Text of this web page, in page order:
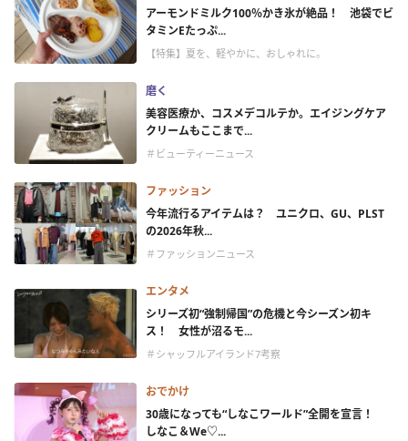
アーモンドミルク100％かき氷が絶品！ 池袋でビ
タミンEたっぷ...
【特集】夏を、軽やかに、おしゃれに。
磨く
美容医療か、コスメデコルテか。エイジングケア
クリームもここまで...
＃ビューティーニュース
ファッション
今年流行るアイテムは？ ユニクロ、GU、PLST
の2026年秋...
＃ファッションニュース
エンタメ
シリーズ初“強制帰国”の危機と今シーズン初キ
ス！ 女性が沼るモ...
＃シャッフルアイランド7考察
おでかけ
30歳になっても“しなこワールド”全開を宣言！
しなこ＆We♡...